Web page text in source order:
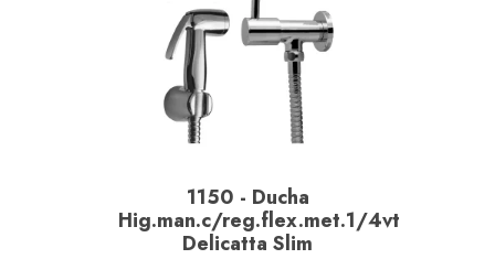
1150 - Ducha
Hig.man.c/reg.flex.met.1/4vt
Delicatta Slim